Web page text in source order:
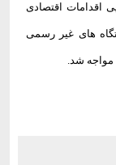
اقدامات اقتصادی
های غیر رسمی
مواجه شد.